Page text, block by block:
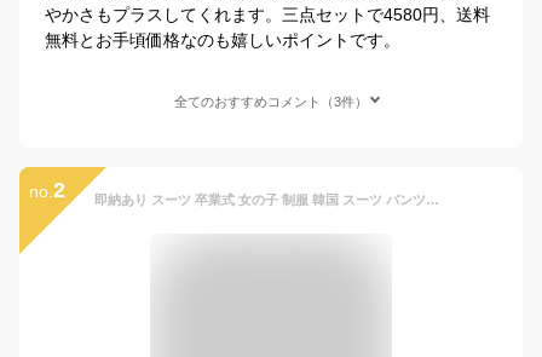
やかさもプラスしてくれます。三点セットで4580円、送料
無料とお手頃価格なのも嬉しいポイントです。
全てのおすすめコメント（3件）
no. 2 即納あり スーツ 卒業式 女の子 制服 韓国 スーツ パンツスーツ ジャケット パンツ セット 2-3点セット 大きめサイズ 卒服 小学生 中学生 高校生 フォーマル 入学式 JK 成人式 子供服 ゆったり お受験 七五三 試合着 撮影 ピアノ発表会 結婚式 黒 120 130 140 150 160 170